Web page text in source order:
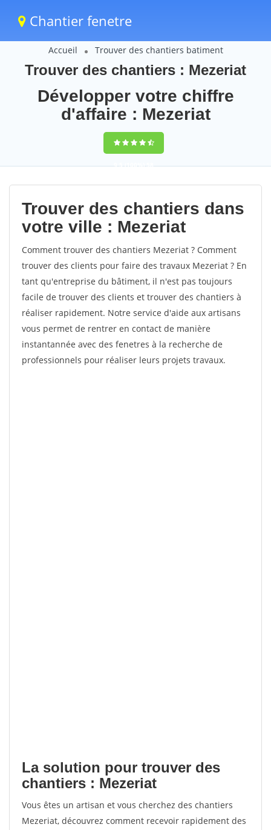
Chantier fenetre
Accueil Trouver des chantiers batiment
Trouver des chantiers : Mezeriat
Développer votre chiffre
d'affaire : Mezeriat
9,5(100%)58
votes
Trouver des chantiers dans
votre ville : Mezeriat
Comment trouver des chantiers Mezeriat ? Comment
trouver des clients pour faire des travaux Mezeriat ? En
tant qu'entreprise du bâtiment, il n'est pas toujours
facile de trouver des clients et trouver des chantiers à
réaliser rapidement. Notre service d'aide aux artisans
vous permet de rentrer en contact de manière
instantannée avec des fenetres à la recherche de
professionnels pour réaliser leurs projets travaux.
La solution pour trouver des
chantiers : Mezeriat
Vous êtes un artisan et vous cherchez des chantiers
Mezeriat, découvrez comment recevoir rapidement des